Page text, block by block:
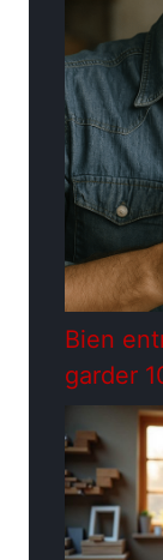
Bien
garder